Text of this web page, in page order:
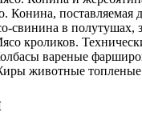
поставляемая
в полутушах,
кроликов.
вареные
животные топленые